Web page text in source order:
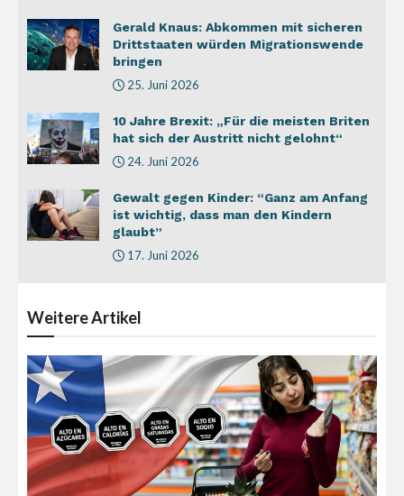
Gerald Knaus: Abkommen mit sicheren
Drittstaaten würden Migrationswende
bringen
25. Juni 2026
10 Jahre Brexit: „Für die meisten Briten
hat sich der Austritt nicht gelohnt“
24. Juni 2026
Gewalt gegen Kinder: “Ganz am Anfang
ist wichtig, dass man den Kindern
glaubt”
17. Juni 2026
WeitereArtikel